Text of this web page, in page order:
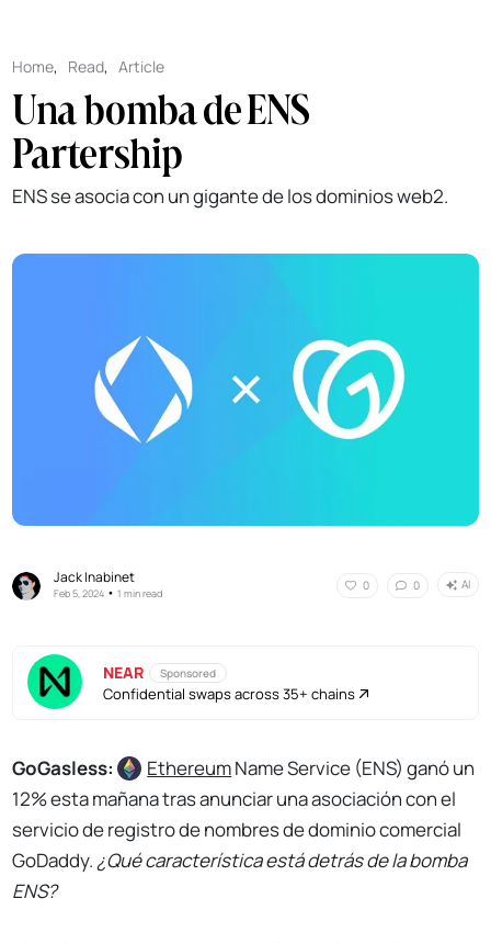
Home, Read,Article
Una bomba de ENS
Partership
ENS se asocia con un gigante de los dominios web2.
Jack Inabinet
Feb 5, 2024 •1 min read
0 0 AI
NEAR Sponsored
Confidential swaps across 35+ chains
GoGasless: EthereumName Service (ENS) ganó un
12% esta mañana tras anunciar una asociación con el
servicio de registro de nombres de dominio comercial
GoDaddy. ¿Qué característica está detrás de la bomba
ENS?